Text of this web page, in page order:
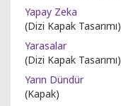
Yapay Zeka
(Dizi Kapak Tasarımı)
Yarasalar
(Dizi Kapak Tasarımı)
Yarın Dündür
(Kapak)